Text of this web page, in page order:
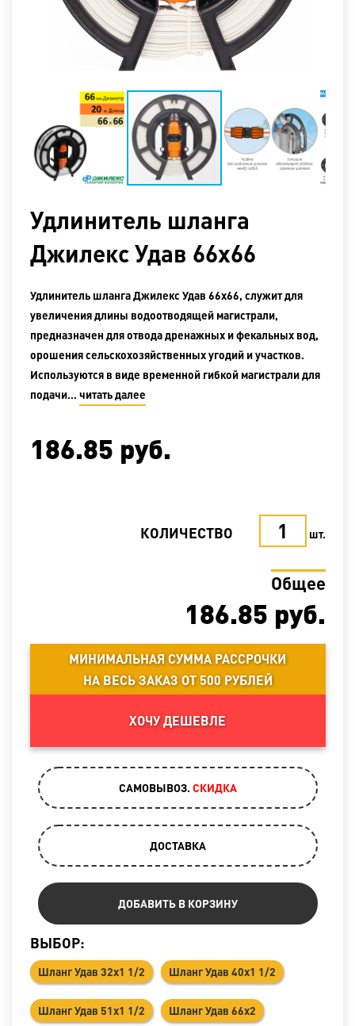
Удлинитель шланга
Джилекс Удав 66х66
Удлинитель шланга Джилекс Удав 66х66, служит для
увеличения длины водоотводящей магистрали,
предназначен для отвода дренажных и фекальных вод,
орошения сельскохозяйственных угодий и участков.
Используются в виде временной гибкой магистрали для
подачи… читать далее
186.85 руб.
КОЛИЧЕСТВО шт.
Общее
186.85 руб.
МИНИМАЛЬНАЯ СУММА РАССРОЧКИ
НА ВЕСЬ ЗАКАЗ ОТ 500 РУБЛЕЙ
ХОЧУ ДЕШЕВЛЕ
САМОВЫВОЗ. CКИДКА
ДОСТАВКА
ДОБАВИТЬ В КОРЗИНУ
ВЫБОР:
Шланг Удав 32х1 1/2 Шланг Удав 40х1 1/2
Шланг Удав 51х1 1/2 Шланг Удав 66х2